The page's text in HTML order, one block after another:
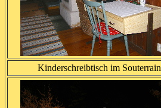
Kinderschreibtisch im Souterrain